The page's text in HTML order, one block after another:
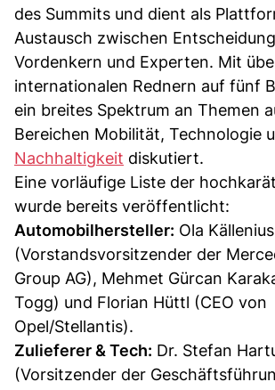
des Summits und dient als
Austausch zwischen
Vordenkern und Experten. Mit
internationalen Rednern auf fünf
ein breites Spektrum an Themen
Bereichen Mobilität, Technologie
Nachhaltigkeit diskutiert.
Eine vorläufige Liste der
wurde bereits veröffentlicht:
Automobilhersteller: Ola Källenius
(Vorstandsvorsitzender der
Group AG), Mehmet Gürcan
Togg) und Florian Hüttl (CEO von
Opel/Stellantis).
Zulieferer & Tech: Dr. Stefan
(Vorsitzender der